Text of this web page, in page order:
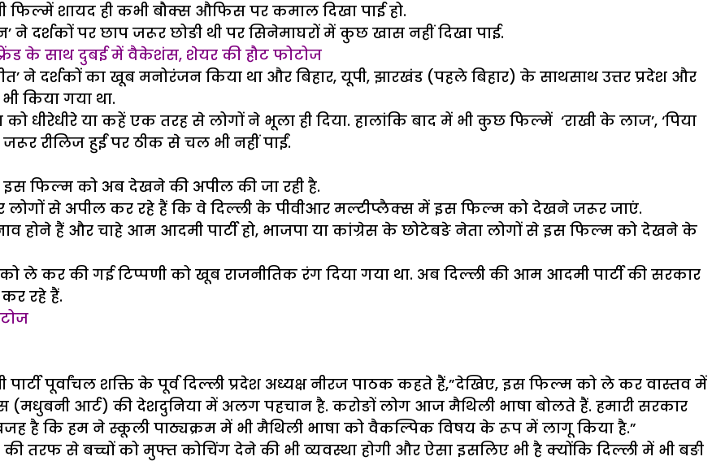
फिल्में शायद ही कभी बौक्स औफिस पर कमाल दिखा पाई हो.
ने दर्शकों पर छाप जरूर छोङी थी पर सिनेमाघरों में कुछ खास नहीं दिखा पाई.
के साथ दुबई में वैकेशंस, शेयर की हौट फोटोज
ने दर्शकों का खूब मनोरंजन किया था और बिहार, यूपी, झारखंड (पहले बिहार) के साथसाथ उत्तर प्रदेश और
किया गया था.
धीरेधीरे या कहें एक तरह से लोगों ने भूला ही दिया. हालांकि बाद में भी कुछ फिल्में ‘राखी के लाज’, ‘पिया
रीलिज हुईं पर ठीक से चल भी नहीं पाईं.
इस फिल्म को अब देखने की अपील की जा रही है.
लोगों से अपील कर रहे हैं कि वे दिल्ली के पीवीआर मल्टीप्लैक्स में इस फिल्म को देखने जरूर जाएं.
होने हैं और चाहे आम आदमी पार्टी हो, भाजपा या कांग्रेस के छोटेबङे नेता लोगों से इस फिल्म को देखने के
को ले कर की गई टिप्पणी को खूब राजनीतिक रंग दिया गया था. अब दिल्ली की आम आदमी पार्टी की सरकार
रहे हैं.
पूर्वांचल शक्ति के पूर्व दिल्ली प्रदेश अध्यक्ष नीरज पाठक कहते हैं,”देखिए, इस फिल्म को ले कर वास्तव में
(मधुबनी आर्ट) की देशदुनिया में अलग पहचान है. करोङों लोग आज मैथिली भाषा बोलते हैं. हमारी सरकार
है कि हम ने स्कूली पाठ्यक्रम में भी मैथिली भाषा को वैकल्पिक विषय के रूप में लागू किया है.”
तरफ से बच्चों को मुफ्त कोचिंग देने की भी व्यवस्था होगी और ऐसा इसलिए भी है क्योंकि दिल्ली में भी बङी